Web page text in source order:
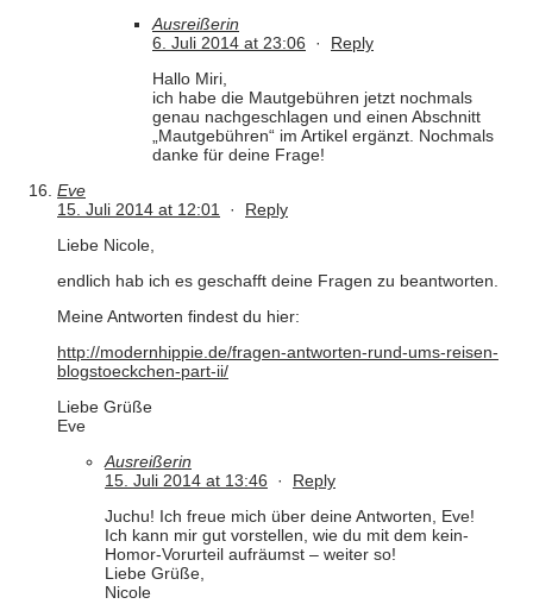
Ausreißerin
6. Juli 2014 at 23:06 · Reply
Hallo Miri,
ich habe die Mautgebühren jetzt nochmals
genau nachgeschlagen und einen Abschnitt
„Mautgebühren“ im Artikel ergänzt. Nochmals
danke für deine Frage!
Eve
15. Juli 2014 at 12:01 · Reply
Liebe Nicole,
endlich hab ich es geschafft deine Fragen zu beantworten.
Meine Antworten findest du hier:
http://modernhippie.de/fragen-antworten-rund-ums-reisen-
blogstoeckchen-part-ii/
Liebe Grüße
Eve
Ausreißerin
15. Juli 2014 at 13:46 · Reply
Juchu! Ich freue mich über deine Antworten, Eve!
Ich kann mir gut vorstellen, wie du mit dem kein-
Homor-Vorurteil aufräumst – weiter so!
Liebe Grüße,
Nicole